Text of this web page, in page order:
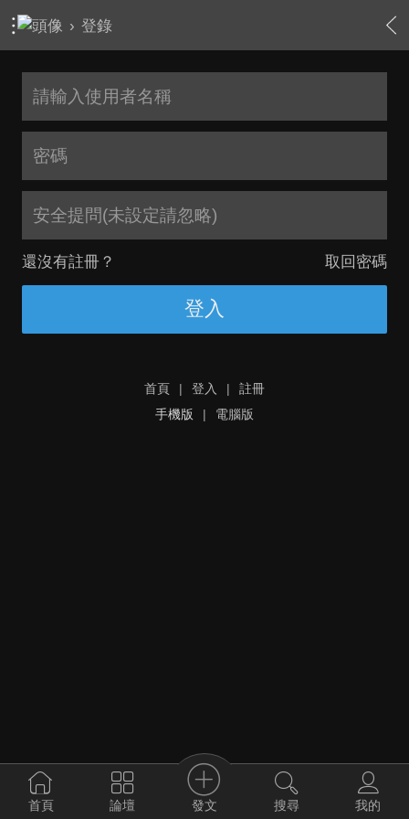
› 登錄
安全提問(未設定請忽略)
還沒有註冊？ 取回密碼
登入
首頁 | 登入 |
註冊
手機版
| 電腦版
首頁 論壇 發文 搜尋 我的